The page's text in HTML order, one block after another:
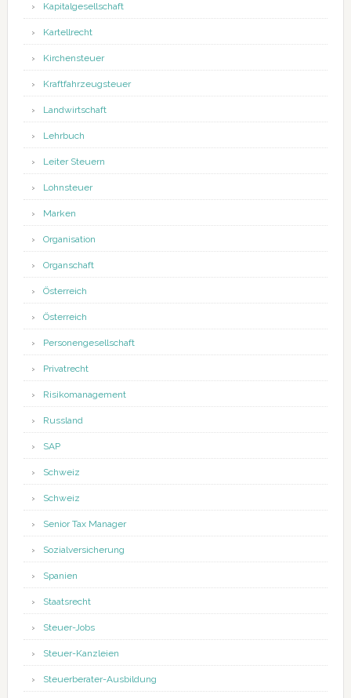
Kapitalgesellschaft
Kartellrecht
Kirchensteuer
Kraftfahrzeugsteuer
Landwirtschaft
Lehrbuch
Leiter Steuern
Lohnsteuer
Marken
Organisation
Organschaft
Österreich
Österreich
Personengesellschaft
Privatrecht
Risikomanagement
Russland
SAP
Schweiz
Schweiz
Senior Tax Manager
Sozialversicherung
Spanien
Staatsrecht
Steuer-Jobs
Steuer-Kanzleien
Steuerberater-Ausbildung